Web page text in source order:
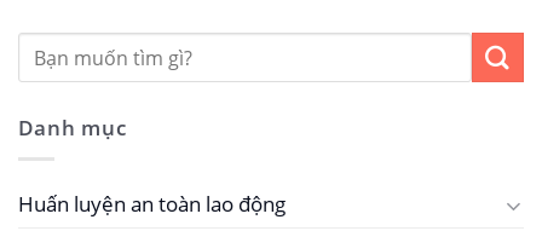
Danh mục
Huấn luyện an toàn lao động